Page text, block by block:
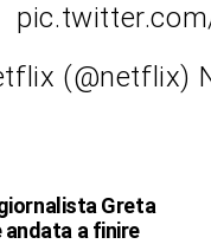
(@netflix)
Greta
andata a finire